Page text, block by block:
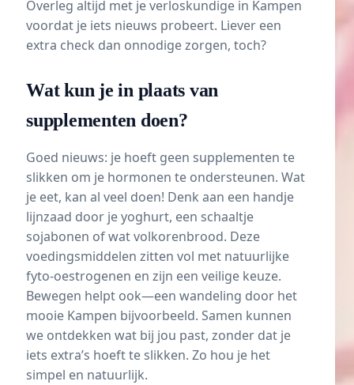
Overleg altijd met je verloskundige in Kampen
voordat je iets nieuws probeert. Liever een
extra check dan onnodige zorgen, toch?
Wat kun je in plaats van
supplementen doen?
Goed nieuws: je hoeft geen supplementen te
slikken om je hormonen te ondersteunen. Wat
je eet, kan al veel doen! Denk aan een handje
lijnzaad door je yoghurt, een schaaltje
sojabonen of wat volkorenbrood. Deze
voedingsmiddelen zitten vol met natuurlijke
fyto-oestrogenen en zijn een veilige keuze.
Bewegen helpt ook—een wandeling door het
mooie Kampen bijvoorbeeld. Samen kunnen
we ontdekken wat bij jou past, zonder dat je
iets extra’s hoeft te slikken. Zo hou je het
simpel en natuurlijk.